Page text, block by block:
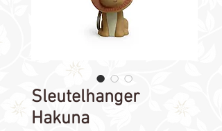
Sleutelhanger
Hakuna